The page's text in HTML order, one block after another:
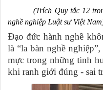
(Trích Quy tắc 12
nghề nghiệp Luật sư Việt
Đạo đức hành nghề
là “la bàn nghề
mực trong những tình
khi ranh giới đúng - sai